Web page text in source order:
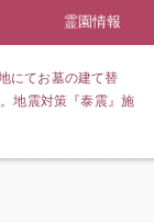
霊園情報
にてお墓の建て替
地震対策『泰震』施